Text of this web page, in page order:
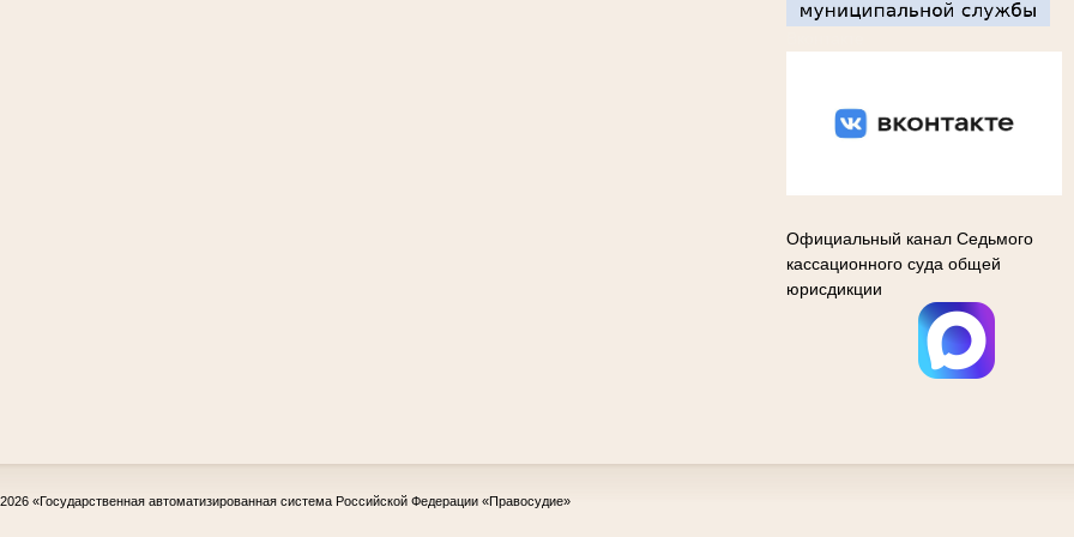
Официальный канал Седьмого
кассационного суда общей
юрисдикции
«Государственная автоматизированная система Российской Федерации «Правосудие»